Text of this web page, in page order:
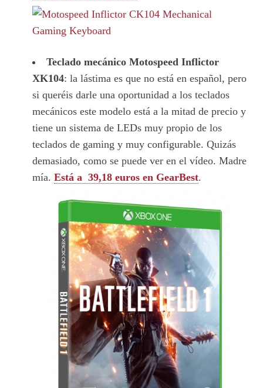
Teclado mecánico Motospeed Inflictor
XK104: la lástima es que no está en español, pero
si queréis darle una oportunidad a los teclados
mecánicos este modelo está a la mitad de precio y
tiene un sistema de LEDs muy propio de los
teclados de gaming y muy configurable. Quizás
demasiado, como se puede ver en el vídeo. Madre
mía. Está a 39,18 euros en GearBest.